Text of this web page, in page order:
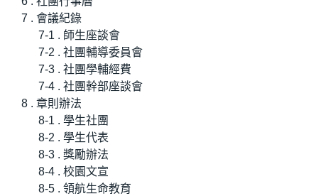
7 . 會議紀錄
7-1 . 師生座談會
7-2 . 社團輔導委員會
7-3 . 社團學輔經費
7-4 . 社團幹部座談會
8 . 章則辦法
8-1 . 學生社團
8-2 . 學生代表
8-3 . 獎勵辦法
8-4 . 校園文宣
8-5 . 領航生命教育